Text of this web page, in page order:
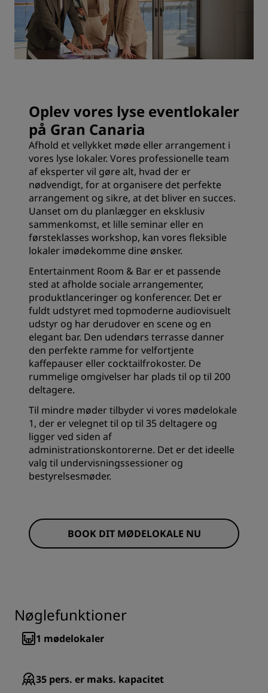
Oplev vores lyse eventlokaler
på Gran Canaria
Afhold et vellykket møde eller arrangement i
vores lyse lokaler. Vores professionelle team
af eksperter vil gøre alt, hvad der er
nødvendigt, for at organisere det perfekte
arrangement og sikre, at det bliver en succes.
Uanset om du planlægger en eksklusiv
sammenkomst, et lille seminar eller en
førsteklasses workshop, kan vores fleksible
lokaler imødekomme dine ønsker.
Entertainment Room & Bar er et passende
sted at afholde sociale arrangementer,
produktlanceringer og konferencer. Det er
fuldt udstyret med topmoderne audiovisuelt
udstyr og har derudover en scene og en
elegant bar. Den udendørs terrasse danner
den perfekte ramme for velfortjente
kaffepauser eller cocktailfrokoster. De
rummelige omgivelser har plads til op til 200
deltagere.
Til mindre møder tilbyder vi vores mødelokale
1, der er velegnet til op til 35 deltagere og
ligger ved siden af
administrationskontorerne. Det er det ideelle
valg til undervisningssessioner og
bestyrelsesmøder.
BOOK DIT MØDELOKALE NU
Nøglefunktioner
1 mødelokaler
35 pers. er maks. kapacitet